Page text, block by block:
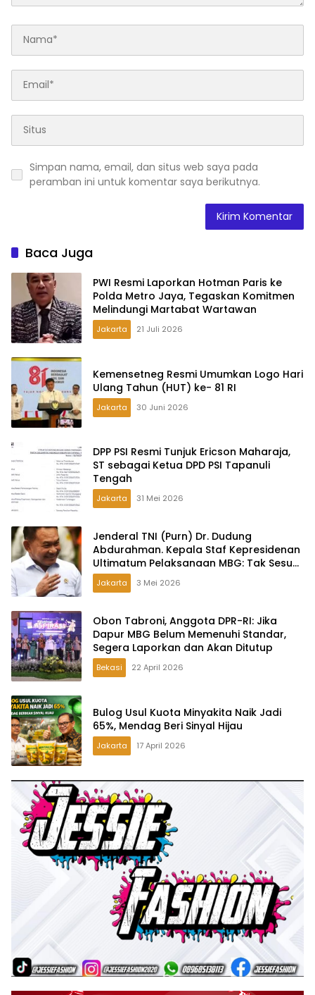
Simpan nama, email, dan situs web saya pada
peramban ini untuk komentar saya berikutnya.
Baca Juga
PWI Resmi Laporkan Hotman Paris ke
Polda Metro Jaya, Tegaskan Komitmen
Melindungi Martabat Wartawan
Jakarta 21 Juli 2026
Kemensetneg Resmi Umumkan Logo Hari
Ulang Tahun (HUT) ke- 81 RI
Jakarta 30 Juni 2026
DPP PSI Resmi Tunjuk Ericson Maharaja,
ST sebagai Ketua DPD PSI Tapanuli
Tengah
Jakarta 31 Mei 2026
Jenderal TNI (Purn) Dr. Dudung
Abdurahman. Kepala Staf Kepresidenan
Ultimatum Pelaksanaan MBG: Tak Sesuai
Aturan di Lapangan, Akan Dibabat
Jakarta 3 Mei 2026
Obon Tabroni, Anggota DPR-RI: Jika
Dapur MBG Belum Memenuhi Standar,
Segera Laporkan dan Akan Ditutup
Bekasi 22 April 2026
Bulog Usul Kuota Minyakita Naik Jadi
65%, Mendag Beri Sinyal Hijau
Jakarta 17 April 2026